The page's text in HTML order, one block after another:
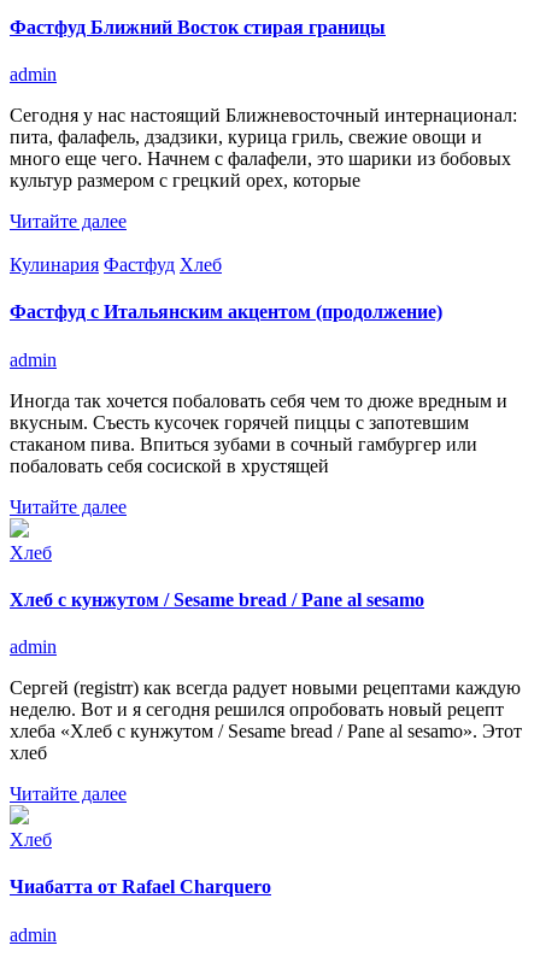
Фастфуд Ближний Восток стирая границы
admin
Сегодня у нас настоящий Ближневосточный интернационал:
пита, фалафель, дзадзики, курица гриль, свежие овощи и
много еще чего. Начнем с фалафели, это шарики из бобовых
культур размером с грецкий орех, которые
Читайте далее
Кулинария Фастфуд Хлеб
Фастфуд с Итальянским акцентом (продолжение)
admin
Иногда так хочется побаловать себя чем то дюже вредным и
вкусным. Съесть кусочек горячей пиццы с запотевшим
стаканом пива. Впиться зубами в сочный гамбургер или
побаловать себя сосиской в хрустящей
Читайте далее
Хлеб
Хлеб с кунжутом / Sesame bread / Pane al sesamo
admin
Сергей (registrr) как всегда радует новыми рецептами каждую
неделю. Вот и я сегодня решился опробовать новый рецепт
хлеба «Хлеб с кунжутом / Sesame bread / Pane al sesamo». Этот
хлеб
Читайте далее
Хлеб
Чиабатта от Rafael Charquero
admin